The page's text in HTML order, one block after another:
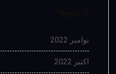
نوامبر 2022
اکتبر 2022